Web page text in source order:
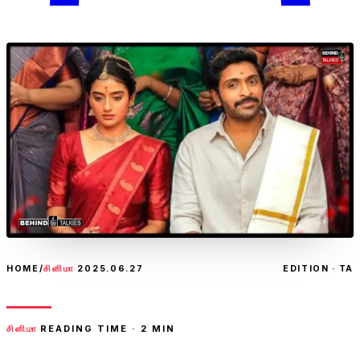
HOME/சினிமா 2025.06.27 EDITION · TA
சினிமா READING TIME · 2 MIN